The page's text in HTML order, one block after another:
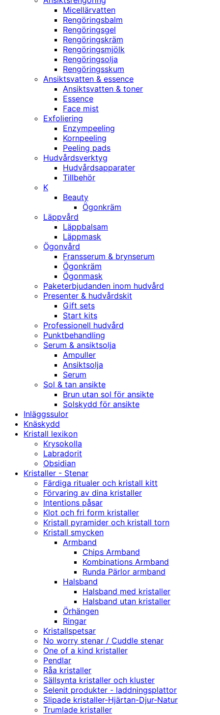
Micellärvatten
Rengöringsbalm
Rengöringsgel
Rengöringskräm
Rengöringsmjölk
Rengöringsolja
Rengöringsskum
Ansiktsvatten & essence
Ansiktsvatten & toner
Essence
Face mist
Exfoliering
Enzympeeling
Kornpeeling
Peeling pads
Hudvårdsverktyg
Hudvårdsapparater
Tillbehör
K
Beauty
Ögonkräm
Läppvård
Läppbalsam
Läppmask
Ögonvård
Fransserum & brynserum
Ögonkräm
Ögonmask
Paketerbjudanden inom hudvård
Presenter & hudvårdskit
Gift sets
Start kits
Professionell hudvård
Punktbehandling
Serum & ansiktsolja
Ampuller
Ansiktsolja
Serum
Sol & tan ansikte
Brun utan sol för ansikte
Solskydd för ansikte
Inläggssulor
Knäskydd
Kristall lexikon
Krysokolla
Labradorit
Obsidian
Kristaller - Stenar
Färdiga ritualer och kristall kitt
Förvaring av dina kristaller
Intentions påsar
Klot och fri form kristaller
Kristall pyramider och kristall torn
Kristall smycken
Armband
Chips Armband
Kombinations Armband
Runda Pärlor armband
Halsband
Halsband med kristaller
Halsband utan kristaller
Örhängen
Ringar
Kristallspetsar
No worry stenar / Cuddle stenar
One of a kind kristaller
Pendlar
Råa kristaller
Sällsynta kristaller och kluster
Selenit produkter - laddningsplattor
Slipade kristaller-Hjärtan-Djur-Natur
Trumlade kristaller